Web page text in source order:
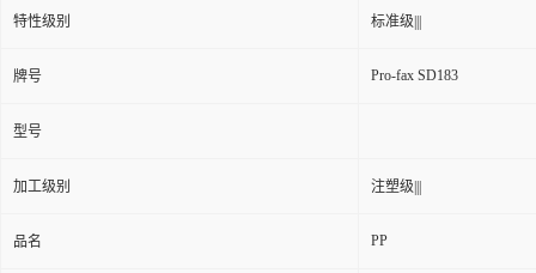
特性级别 标准级|||
牌号 Pro-fax SD183
型号
加工级别 注塑级|||
品名 PP